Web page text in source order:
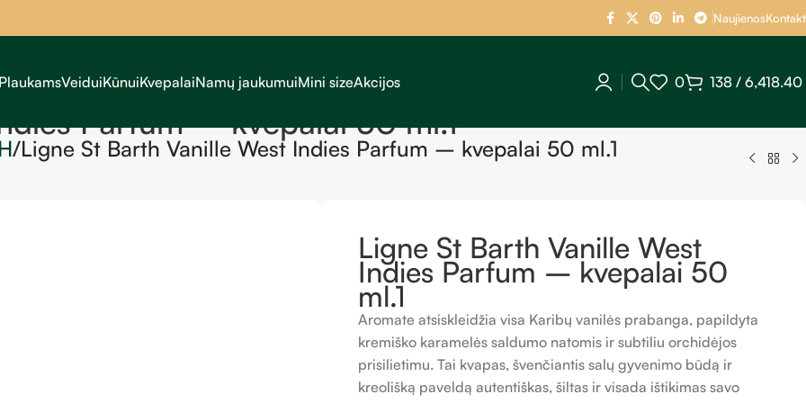
Naujienos
PlaukamsVeiduiKūnuiKvepalaiNamų jaukumuiMini sizeAkcijos 0 138 / 6,418.40
Parfum – kvepalai 50 ml.1
Ligne St Barth Vanille West Indies Parfum – kvepalai 50 ml.1
Ligne St Barth Vanille West
Indies Parfum – kvepalai 50
ml.1
Aromate atsiskleidžia visa Karibų vanilės prabanga, papildyta
kremiško karamelės saldumo natomis ir subtiliu orchidėjos
prisilietimu. Tai kvapas, švenčiantis salų gyvenimo būdą ir
kreolišką paveldą autentiškas, šiltas ir visada ištikimas savo